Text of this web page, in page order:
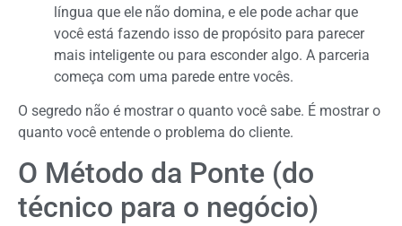
língua que ele não domina, e ele pode achar que
você está fazendo isso de propósito para parecer
mais inteligente ou para esconder algo. A parceria
começa com uma parede entre vocês.
O segredo não é mostrar o quanto você sabe. É mostrar o
quanto você entende o problema do cliente.
O Método da Ponte (do
técnico para o negócio)